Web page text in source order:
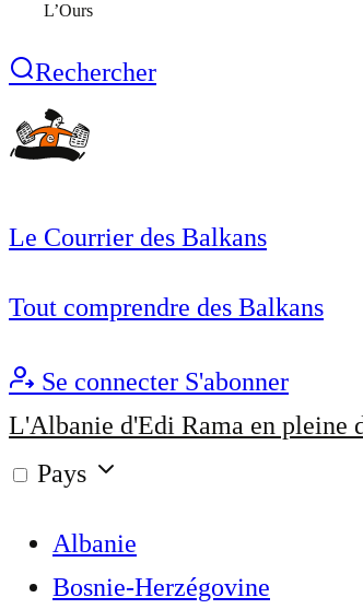
L’Ours
Rechercher
Le Courrier des Balkans
Tout comprendre des Balkans
Se connecter S'abonner
L'Albanie d'Edi Rama en pleine
Pays
Albanie
Bosnie-Herzégovine